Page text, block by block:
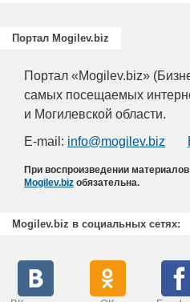
Портал Mogilev.biz
Портал «Mogilev.biz»
самых посещаемых
и Могилевской области.
E-mail: info@mogilev.biz
При воспроизведении
Mogilev.biz обязательна.
Mogilev.biz в социальных сетях: